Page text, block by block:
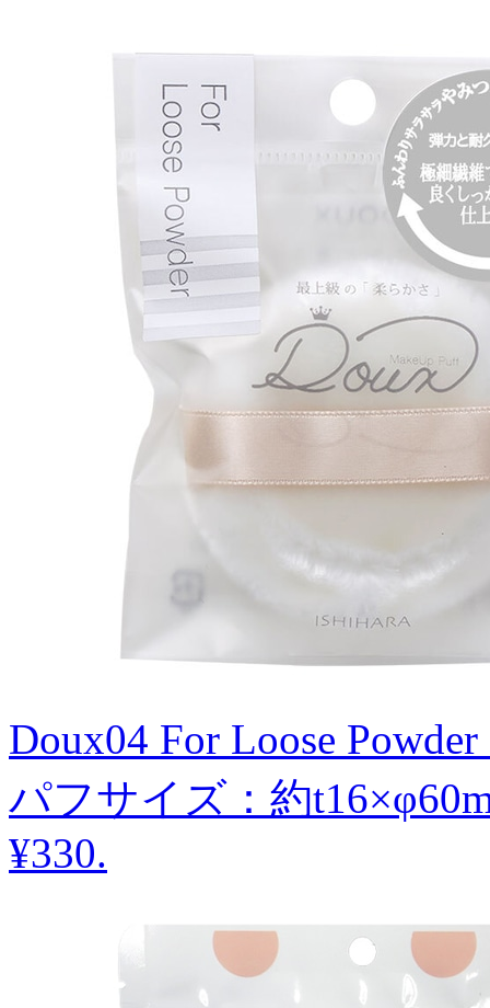
Doux04 For Loose
パフサイズ：約
¥330.